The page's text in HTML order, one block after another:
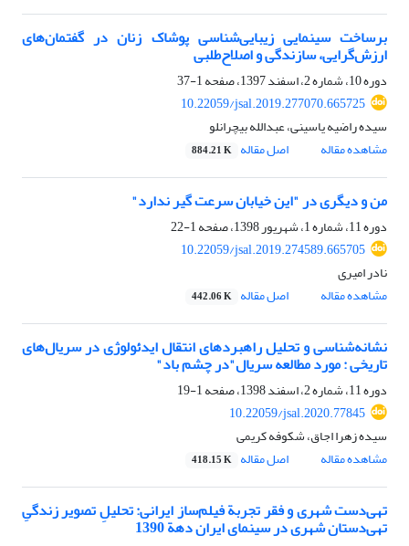
برساخت سینمایی زیبایی‌شناسی پوشاک زنان در گفتمان‌های
ارزش‌گرایی، سازندگی و اصلاح‌طلبی
دوره 10، شماره 2، اسفند 1397، صفحه
1-37
10.22059/jsal.2019.277070.665725
سیده راضیه یاسینی، عبدالله بیچرانلو
مشاهده مقاله
اصل مقاله 884.21 K
من و دیگری در "این خیابان سرعت گیر ندارد"
دوره 11، شماره 1، شهریور 1398، صفحه
1-22
10.22059/jsal.2019.274589.665705
نادر امیری
مشاهده مقاله
اصل مقاله 442.06 K
نشانه‌شناسی و تحلیل راهبردهای انتقال ایدئولوژی در سریال‌های
تاریخی : مورد مطالعه سریال"در چشم باد"
دوره 11، شماره 2، اسفند 1398، صفحه
1-19
10.22059/jsal.2020.77845
سیده زهرا اجاق، شکوفه کریمی
مشاهده مقاله
اصل مقاله 418.15 K
تهی‌دست شهری و فقر تجربة فیلم‌ساز ایرانی: تحلیلِ تصویر زندگیِ
تهی‌دستان شهری در سینمای ایران دهة 1390